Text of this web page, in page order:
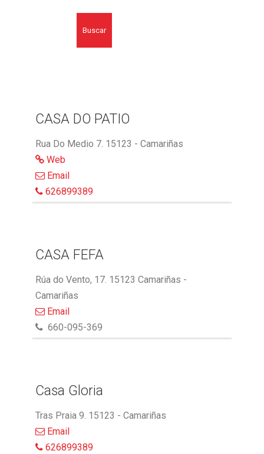
Buscar
CASA DO PATIO
Rua Do Medio 7. 15123 - Camariñas
Web
Email
626899389
CASA FEFA
Rúa do Vento, 17. 15123 Camariñas -
Camariñas
Email
660-095-369
Casa Gloria
Tras Praia 9. 15123 - Camariñas
Email
626899389